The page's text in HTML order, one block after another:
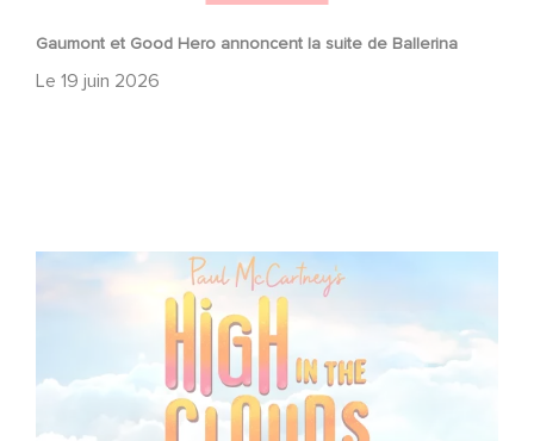
Gaumont et Good Hero annoncent la suite de Ballerina
Le 19 juin 2026
Gaumont adapte High In The Clouds de Paul McCartney,
en film d’animation !